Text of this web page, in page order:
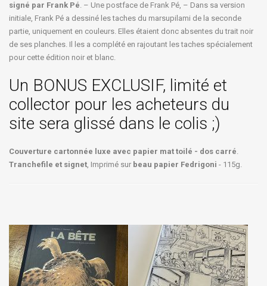
signé par Frank Pé. – Une postface de Frank Pé, – Dans sa version
initiale, Frank Pé a dessiné les taches du marsupilami de la seconde
partie, uniquement en couleurs. Elles étaient donc absentes du trait noir
de ses planches. Il les a complété en rajoutant les taches spécialement
pour cette édition noir et blanc.
Un BONUS EXCLUSIF, limité et
collector pour les acheteurs du
site sera glissé dans le colis ;)
Couverture cartonnée luxe avec papier mat toilé - dos carré.
Tranchefile et signet, Imprimé sur beau papier Fedrigoni - 115g.